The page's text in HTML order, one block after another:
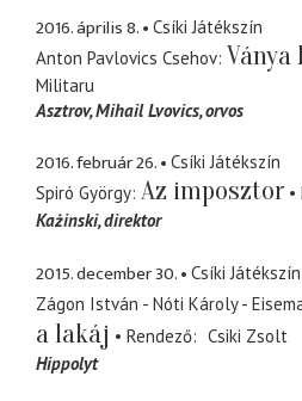
2016. április 8.
Csíki Játékszín
Anton Pavlovics Csehov Ványa
Militaru
Asztrov, Mihail Lvovics orvos
2016. február 26.
Csíki Játékszín
Spiró György Az imposztor
Każinski direktor
2015. december 30.
Csíki Játékszín
Zágon István - Nóti Károly -
a lakáj
Rendező
Csiki Zsolt
Hippolyt